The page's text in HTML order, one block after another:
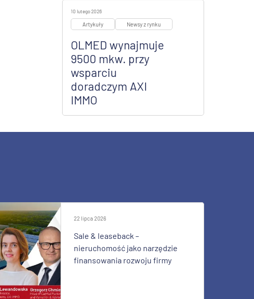
10 lutego 2026
Artykuły Newsy z rynku
OLMED wynajmuje
9500 mkw. przy
wsparciu
doradczym AXI
IMMO
22 lipca 2026
Sale & leaseback –
nieruchomość jako narzędzie
finansowania rozwoju firmy